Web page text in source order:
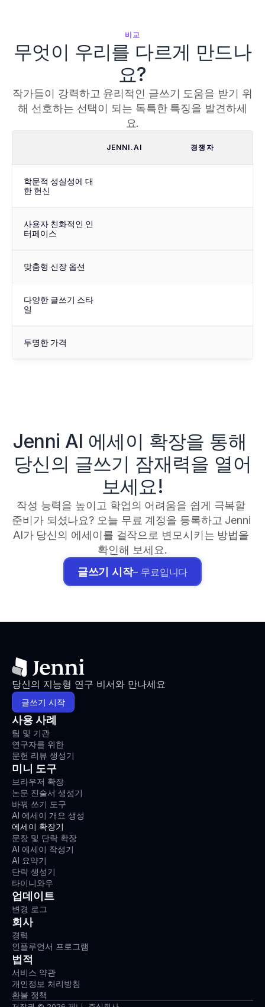
비교
무엇이 우리를 다르게 만드나
요?
작가들이 강력하고 윤리적인 글쓰기 도움을 받기 위
해 선호하는 선택이 되는 독특한 특징을 발견하세
요.
JENNI.AI 경쟁자
학문적 성실성에 대
한 헌신
사용자 친화적인 인
터페이스
맞춤형 신장 옵션
다양한 글쓰기 스타
일
투명한 가격
Jenni AI 에세이 확장을 통해
당신의 글쓰기 잠재력을 열어
보세요!
작성 능력을 높이고 학업의 어려움을 쉽게 극복할
준비가 되셨나요? 오늘 무료 계정을 등록하고 Jenni
AI가 당신의 에세이를 걸작으로 변모시키는 방법을
확인해 보세요.
글쓰기 시작– 무료입니다
당신의 지능형 연구 비서와 만나세요
글쓰기 시작
사용 사례
팀 및 기관
연구자를 위한
문헌 리뷰 생성기
미니 도구
브라우저 확장
논문 진술서 생성기
바꿔 쓰기 도구
AI 에세이 개요 생성
에세이 확장기
문장 및 단락 확장
AI 에세이 작성기
AI 요약기
단락 생성기
타이니와우
업데이트
변경 로그
회사
경력
인플루언서 프로그램
법적
서비스 약관
개인정보 처리방침
환불 정책